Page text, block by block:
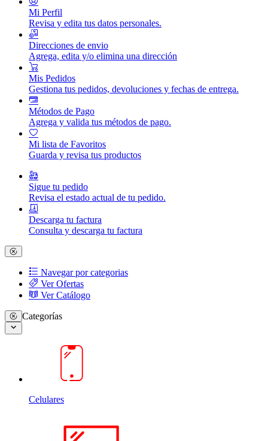
Mi Perfil
Revisa y edita tus datos personales.
Direcciones de envio
Agrega, edita y/o elimina una dirección
Mis Pedidos
Gestiona tus pedidos, devoluciones y fechas de entrega.
Métodos de Pago
Agrega y valida tus métodos de pago.
Mi lista de Favoritos
Guarda y revisa tus productos
Sigue tu pedido
Revisa el estado actual de tu pedido.
Descarga tu factura
Consulta y descarga tu factura
Navegar por categorias
Ver Ofertas
Ver Catálogo
Categorías
Celulares